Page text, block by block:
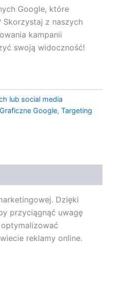
Google, które
z naszych
kampanii
swoją widoczność!
lub social media
Google, Targeting
Dzięki
przyciągnąć uwagę
reklamy online.